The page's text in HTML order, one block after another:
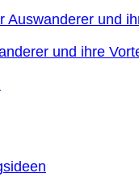
und ihre